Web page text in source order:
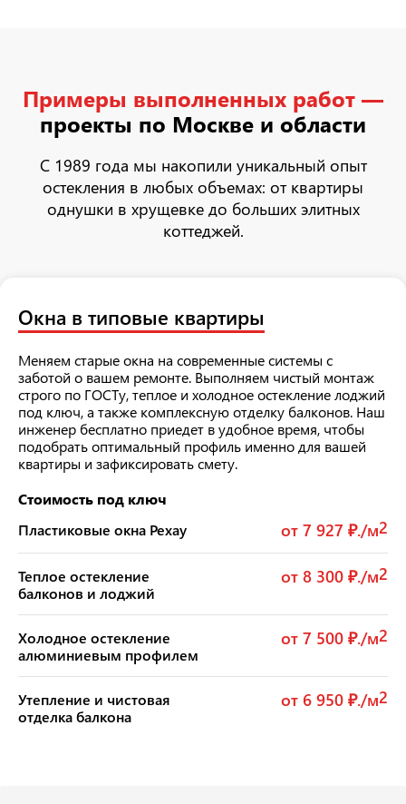
Примеры выполненных работ —
проекты по Москве и области
С 1989 года мы накопили уникальный опыт
остекления в любых объемах: от квартиры
однушки в хрущевке до больших элитных
коттеджей.
Окна в типовые квартиры
Меняем старые окна на современные системы с
заботой о вашем ремонте. Выполняем чистый монтаж
строго по ГОСТу, теплое и холодное остекление лоджий
под ключ, а также комплексную отделку балконов. Наш
инженер бесплатно приедет в удобное время, чтобы
подобрать оптимальный профиль именно для вашей
квартиры и зафиксировать смету.
Стоимость под ключ
Пластиковые окна Рехау
от 7 927 ₽./м2
Теплое остекление
балконов и лоджий
от 8 300 ₽./м2
Холодное остекление
алюминиевым профилем
от 7 500 ₽./м2
Утепление и чистовая
отделка балкона
от 6 950 ₽./м2